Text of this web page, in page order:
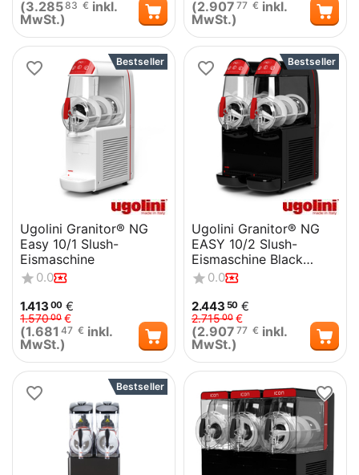
(3.28583 € inkl.
MwSt.)
(2.907 77 € inkl.
MwSt.)
Bestseller
Ugolini Granitor® NG
Easy 10/1 Slush-
Eismaschine
0.0
1.413 00 €
1.57000 €
(1.681 47 € inkl.
MwSt.)
Bestseller
Ugolini Granitor® NG
EASY 10/2 Slush-
Eismaschine Black
Edition
0.0
2.443 50 €
2.71500 €
(2.907 77 € inkl.
MwSt.)
Bestseller